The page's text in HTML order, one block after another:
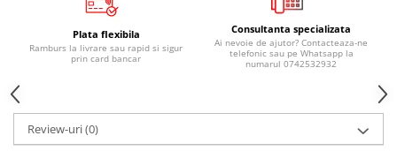
Ulei furca moto
Curatare si intretinere lant moto
Antigel moto
Lichid de frana
Vaselina si spray-uri tehnice moto
Filtre moto
Plata flexibila
Ramburs la livrare sau rapid si sigur
prin card bancar
Consultanta specializata
Ai nevoie de ajutor? Contacteaza-ne
telefonic sau pe Whatsapp la
numarul 0742532932
Review-uri(0)